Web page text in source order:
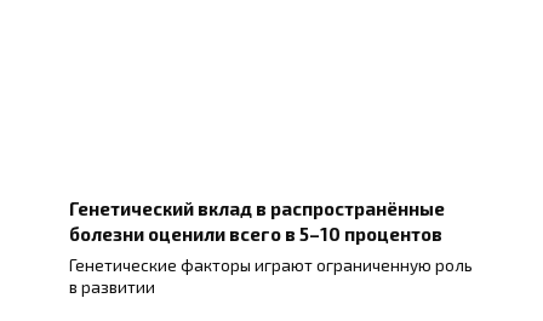
Генетический вклад в распространённые
болезни оценили всего в 5–10 процентов
Генетические факторы играют ограниченную роль
в развитии